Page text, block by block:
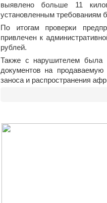
выявлено больше 11
установленным требованиям
По итогам проверки
привлечен к
рублей.
Также с нарушителем была
документов на
заноса и распространения